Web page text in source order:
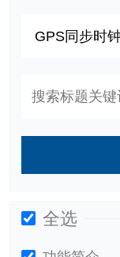
全选